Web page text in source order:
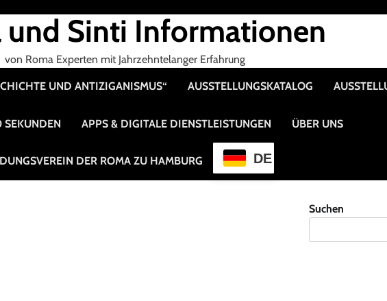
und Sinti Informationen
von Roma Experten mit Jahrzehntelanger Erfahrung
UND ANTIZIGANISMUS“ AUSSTELLUNGSKATALOG
SEKUNDEN APPS & DIGITALE DIENSTLEISTUNGEN ÜBER UNS
DER ROMA ZU HAMBURG DE
Suchen